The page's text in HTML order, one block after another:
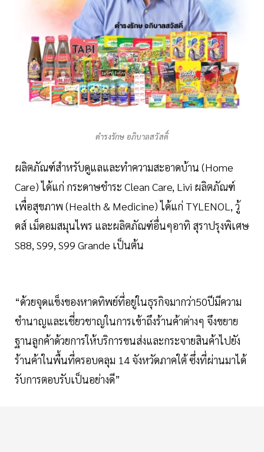
ดำรงรักษ อภิบาลสวัสดิ์
ผลิตภัณฑ์สำหรับดูแลและทำความสะอาดบ้าน (Home
Care) ได้แก่ กระดาษชำระ Clean Care, Livi ผลิตภัณฑ์
เพื่อสุขภาพ (Health & Medicine) ได้แก่ TYLENOL, วู้
ดส์ เม็ดอมสมุนไพร และผลิตภัณฑ์อื่นๆอาทิ สุราปรุงพิเศษ
S88, S99, S99 Grande เป็นต้น
“ด้วยจุดแข็งของหาดทิพย์ที่อยู่ในธุรกิจมากว่า50ปีมีความ
ชำนาญและเชี่ยวชาญในการเข้าถึงร้านค้าต่างๆ จึงขยาย
ฐานลูกค้าด้วยการให้บริการขนส่งและกระจายสินค้าไปยัง
ร้านค้าในพื้นที่ครอบคลุม 14 จังหวัดภาคใต้ ซึ่งที่ผ่านมาได้
รับการตอบรับเป็นอย่างดี”